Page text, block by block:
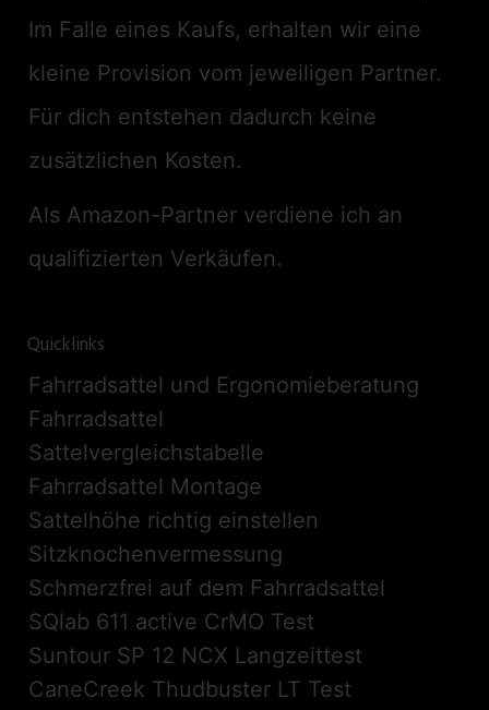
Im Falle eines Kaufs, erhalten wir eine
kleine Provision vom jeweiligen Partner.
Für dich entstehen dadurch keine
zusätzlichen Kosten.
Als Amazon-Partner verdiene ich an
qualifizierten Verkäufen.
Quicklinks
Fahrradsattel und Ergonomieberatung
Fahrradsattel
Sattelvergleichstabelle
Fahrradsattel Montage
Sattelhöhe richtig einstellen
Sitzknochenvermessung
Schmerzfrei auf dem Fahrradsattel
SQlab 611 active CrMO Test
Suntour SP 12 NCX Langzeittest
CaneCreek Thudbuster LT Test